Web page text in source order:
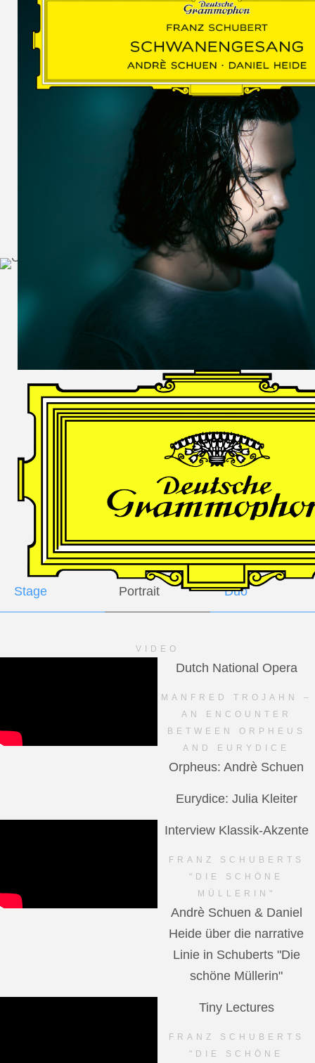
WOLF
MARTIN
SCHUMANN,
LIEDERKREIS
OP. 24
SECHS
MONOLOGE
AUS
JEDERMANN
GESÄNGE
Andrè Schuen,
Baritone
Daniel Heide,
Piano
GALLERY
Stage Portrait Duo
VIDEO
Dutch National Opera
MANFRED TROJAHN –
AN ENCOUNTER
BETWEEN ORPHEUS
AND EURYDICE
Orpheus: Andrè Schuen
Eurydice: Julia Kleiter
Interview Klassik-Akzente
FRANZ SCHUBERTS
"DIE SCHÖNE
MÜLLERIN"
Andrè Schuen & Daniel
Heide über die narrative
Linie in Schuberts "Die
schöne Müllerin"
Tiny Lectures
FRANZ SCHUBERTS
"DIE SCHÖNE